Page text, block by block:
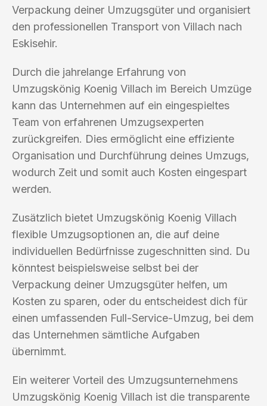
Verpackung deiner Umzugsgüter und organisiert
den professionellen Transport von Villach nach
Eskisehir.
Durch die jahrelange Erfahrung von
Umzugskönig Koenig Villach im Bereich Umzüge
kann das Unternehmen auf ein eingespieltes
Team von erfahrenen Umzugsexperten
zurückgreifen. Dies ermöglicht eine effiziente
Organisation und Durchführung deines Umzugs,
wodurch Zeit und somit auch Kosten eingespart
werden.
Zusätzlich bietet Umzugskönig Koenig Villach
flexible Umzugsoptionen an, die auf deine
individuellen Bedürfnisse zugeschnitten sind. Du
könntest beispielsweise selbst bei der
Verpackung deiner Umzugsgüter helfen, um
Kosten zu sparen, oder du entscheidest dich für
einen umfassenden Full-Service-Umzug, bei dem
das Unternehmen sämtliche Aufgaben
übernimmt.
Ein weiterer Vorteil des Umzugsunternehmens
Umzugskönig Koenig Villach ist die transparente